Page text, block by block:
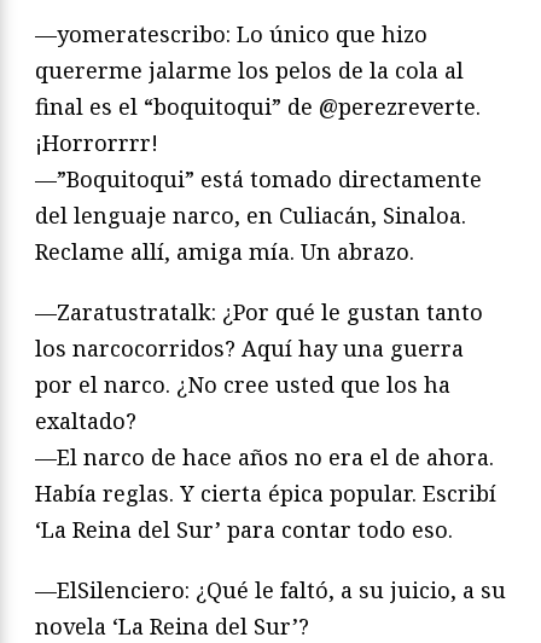
—yomeratescribo: Lo único que hizo
quererme jalarme los pelos de la cola al
final es el “boquitoqui” de @perezreverte.
¡Horrorrrr!
—”Boquitoqui” está tomado directamente
del lenguaje narco, en Culiacán, Sinaloa.
Reclame allí, amiga mía. Un abrazo.
—Zaratustratalk: ¿Por qué le gustan tanto
los narcocorridos? Aquí hay una guerra
por el narco. ¿No cree usted que los ha
exaltado?
—El narco de hace años no era el de ahora.
Había reglas. Y cierta épica popular. Escribí
‘La Reina del Sur’ para contar todo eso.
—ElSilenciero: ¿Qué le faltó, a su juicio, a su
novela ‘La Reina del Sur’?